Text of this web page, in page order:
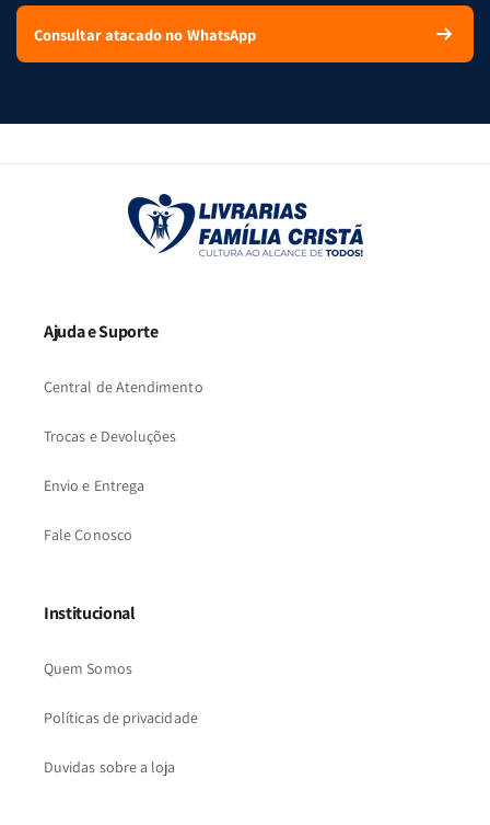
Consultar atacado no WhatsApp
Ajuda e Suporte
Central de Atendimento
Trocas e Devoluções
Envio e Entrega
Fale Conosco
Institucional
Quem Somos
Políticas de privacidade
Duvidas sobre a loja